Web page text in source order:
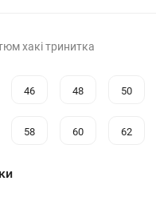
хакі тринитка
46 48 50
58 60 62